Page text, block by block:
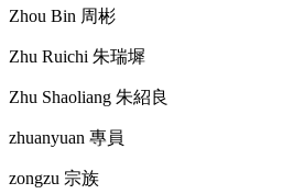
Zhou Bin 周彬
Zhu Ruichi 朱瑞墀
Zhu Shaoliang 朱紹良
zhuanyuan 專員
zongzu 宗族